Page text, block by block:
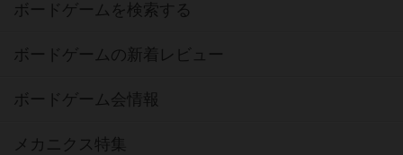
ボードゲームを検索する
ボードゲームの新着レビュー
ボードゲーム会情報
メカニクス特集